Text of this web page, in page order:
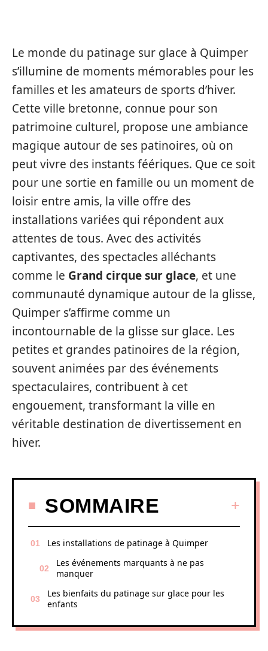
Le monde du patinage sur glace à Quimper
s’illumine de moments mémorables pour les
familles et les amateurs de sports d’hiver.
Cette ville bretonne, connue pour son
patrimoine culturel, propose une ambiance
magique autour de ses patinoires, où on
peut vivre des instants féériques. Que ce soit
pour une sortie en famille ou un moment de
loisir entre amis, la ville offre des
installations variées qui répondent aux
attentes de tous. Avec des activités
captivantes, des spectacles alléchants
comme le Grand cirque sur glace, et une
communauté dynamique autour de la glisse,
Quimper s’affirme comme un
incontournable de la glisse sur glace. Les
petites et grandes patinoires de la région,
souvent animées par des événements
spectaculaires, contribuent à cet
engouement, transformant la ville en
véritable destination de divertissement en
hiver.
SOMMAIRE
Les installations de patinage à Quimper
Les événements marquants à ne pas
manquer
Les bienfaits du patinage sur glace pour les
enfants